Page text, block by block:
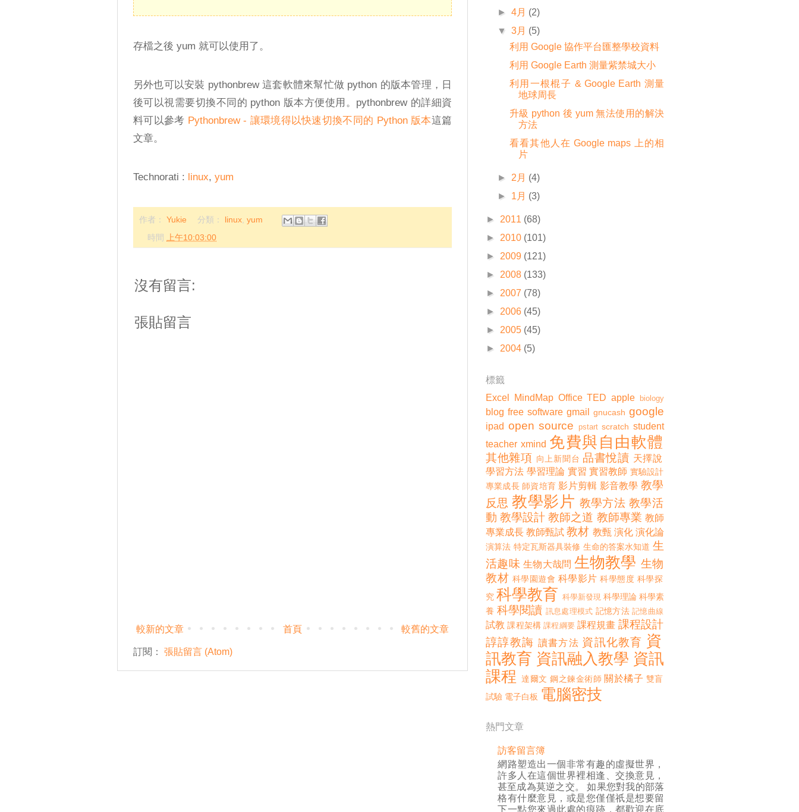
存檔之後 yum 就可以使用了。
另外也可以安裝 pythonbrew 這套軟體來幫忙做 python 的版本管理，日
後可以視需要切換不同的 python 版本方便使用。pythonbrew 的詳細資
料可以參考 Pythonbrew - 讓環境得以快速切換不同的 Python 版本這篇
文章。
Technorati : linux, yum
作者： Yukie 分類： linux,yum
時間
上午10:03:00
沒有留言:
張貼留言
較新的文章 較舊的文章
首頁
訂閱： 張貼留言 (Atom)
►4月 (2)
▼
3月 (5)
利用 Google 協作平台匯整學校資料
利用 Google Earth 測量紫禁城大小
利用一根棍子 & Google Earth 測量
地球周長
升級 python 後 yum 無法使用的解決
方法
看看其他人在 Google maps 上的相
片
► 2月 (4)
► 1月 (3)
► 2011 (68)
► 2010 (101)
► 2009 (121)
► 2008 (133)
► 2007 (78)
► 2006 (45)
► 2005 (45)
► 2004 (5)
標籤
Excel
MindMap Office TED apple biology
blog free software gmail gnucash google
ipad open source pstart scratch student
teacher xmind 免費與自由軟體
其他雜項 向上新聞台 品書悅讀 天擇說
學習方法 學習理論 實習 實習教師 實驗設計
專業成長 師資培育 影片剪輯 影音教學 教學
反思 教學影片 教學方法 教學活
動 教學設計 教師之道 教師專業 教師
專業成長 教師甄試 教材 教甄 演化 演化論
演算法 特定瓦斯器具裝修 生命的答案水知道 生
活趣味 生物大哉問 生物教學 生物
教材 科學園遊會 科學影片 科學態度 科學探
究 科學教育 科學新發現 科學理論 科學素
養 科學閱讀 訊息處理模式 記憶方法 記憶曲線
試教 課程架構 課程綱要 課程規畫 課程設計
諄諄教誨 讀書方法 資訊化教育 資
訊教育 資訊融入教學 資訊
課程
達爾文 鋼之鍊金術師 關於橘子 雙盲
試驗 電子白板 電腦密技
熱門文章
訪客留言簿
網路塑造出一個非常有趣的虛擬世界，
許多人在這個世界裡相逢、交換意見，
甚至成為莫逆之交。 如果您對我的部落
格有什麼意見，或是您僅僅祇是想要留
下一點您來過此處的痕跡，都歡迎在底